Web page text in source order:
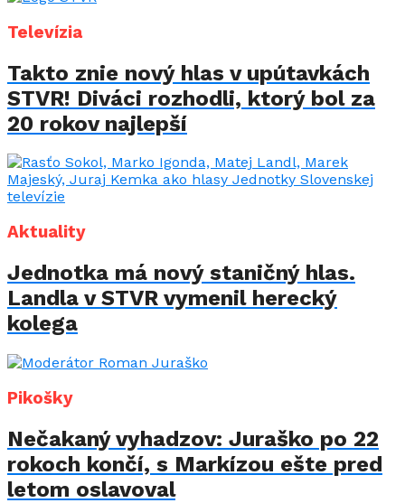
Televízia
Takto znie nový hlas v upútavkách
STVR! Diváci rozhodli, ktorý bol za
20 rokov najlepší
Aktuality
Jednotka má nový staničný hlas.
Landla v STVR vymenil herecký
kolega
Pikošky
Nečakaný vyhadzov: Juraško po 22
rokoch končí, s Markízou ešte pred
letom oslavoval